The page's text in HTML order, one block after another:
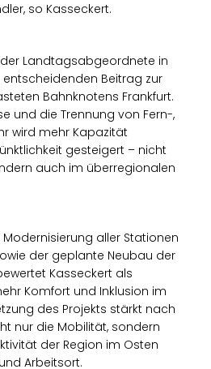
so Kasseckert.
Landtagsabgeordnete in
Beitrag zur
Bahnknotens Frankfurt.
und die Trennung von Fern-,
wird mehr Kapazität
gesteigert – nicht
auch im überregionalen
aller Stationen
der geplante Neubau der
Kasseckert als
Komfort und Inklusion im
des Projekts stärkt nach
nur die Mobilität, sondern
der Region im Osten
Arbeitsort.